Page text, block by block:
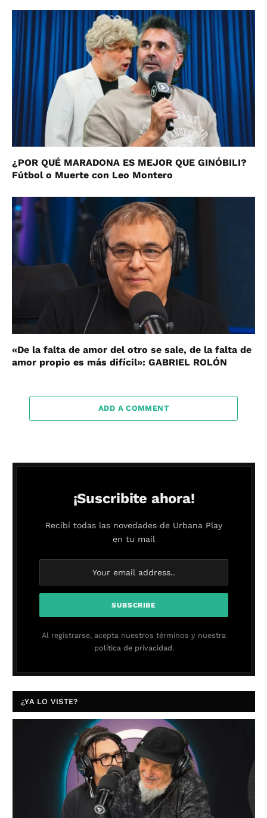
¿POR QUÉ MARADONA ES MEJOR QUE GINÓBILI?
Fútbol o Muerte con Leo Montero
«De la falta de amor del otro se sale, de la falta de
amor propio es más difícil»: GABRIEL ROLÓN
ADD A COMMENT
¡Suscribite ahora!
Recibí todas las novedades de Urbana Play
en tu mail
Al registrarse, acepta nuestros términos y nuestra
política de privacidad.
¿YA LO VISTE?